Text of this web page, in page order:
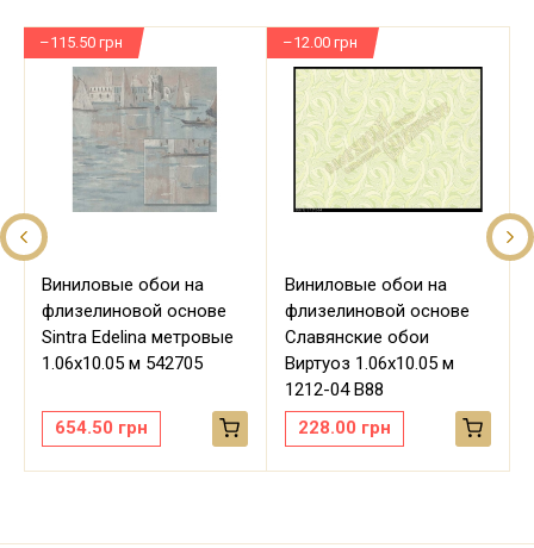
Виниловые обои на
флизелиновой основе
Sintra Edelina метровые
1.06х10.05 м 542705
654.50 грн
–115.50 грн
Виниловые обои на
флизелиновой основе
Славянские обои
Виртуоз 1.06х10.05 м
1212-04 В88
228.00 грн
–12.00 грн